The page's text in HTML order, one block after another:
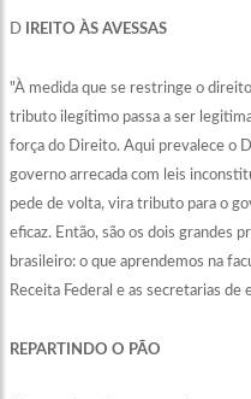
D IREITO ÀS AVESSAS
"À medida que se restringe o
tributo ilegítimo passa a ser
força do Direito. Aqui prevalece o
governo arrecada com leis
pede de volta, vira tributo para o
eficaz. Então, são os dois grandes
brasileiro: o que aprendemos na
Receita Federal e as secretarias de
REPARTINDO O PÃO